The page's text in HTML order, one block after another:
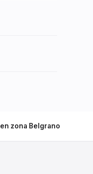
zona Belgrano